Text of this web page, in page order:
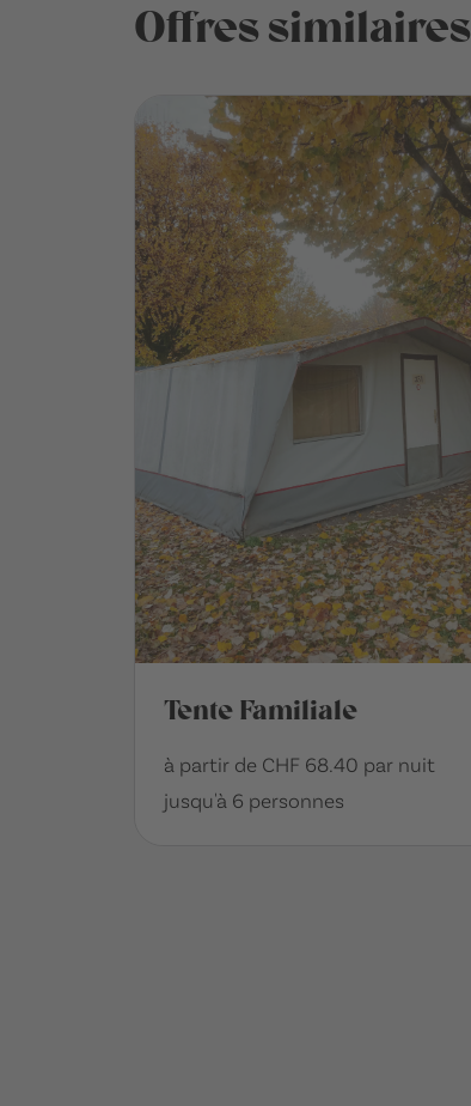
Offres similaires
Tente Familiale
à partir de CHF 68.40 par nuit
jusqu'à 6 personnes